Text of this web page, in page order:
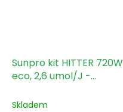
Sunpro kit HITTER 720W
eco, 2,6 umol/J -
240x120x200cm
Skladem